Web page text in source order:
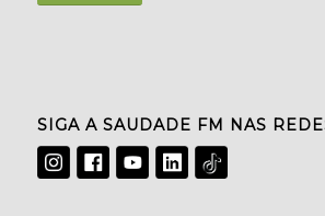
SIGA A SAUDADE FM NAS